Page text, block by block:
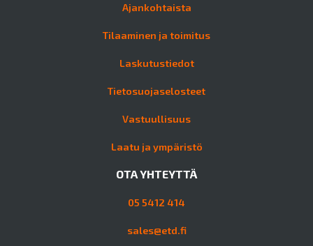
Ajankohtaista
Tilaaminen ja toimitus
Laskutustiedot
Tietosuojaselosteet
Vastuullisuus
Laatu ja ympäristö
OTA YHTEYTTÄ
05 5412 414
sales@etd.fi